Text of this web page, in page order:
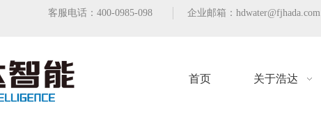
客服电话：400-0985-098 企业邮箱： hdwater@fjhada.com
首页 关于浩达